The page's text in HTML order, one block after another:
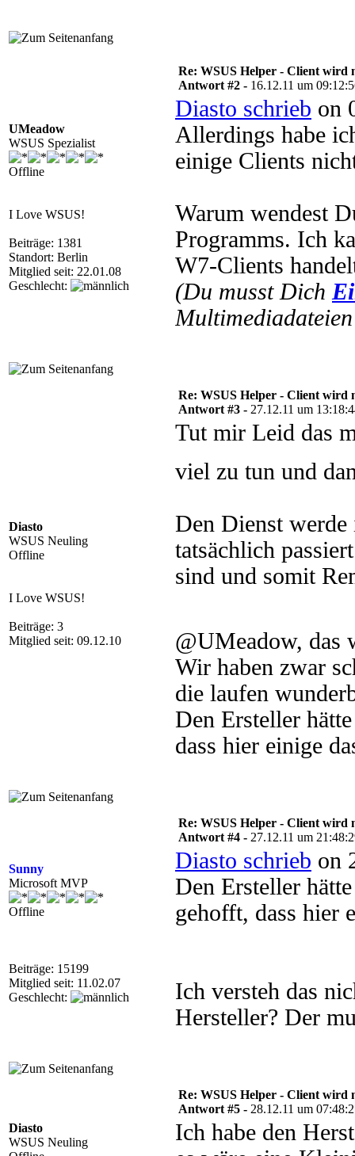
UMeadow
WSUS Spezialist
Offline
I Love WSUS!
Beiträge: 1381
Standort: Berlin
Mitglied seit: 22.01.08
Geschlecht:
Re: WSUS Helper - Client wird
Antwort #2 - 16.12.11 um
Diasto schrieb on
Allerdings habe
einige Clients
Warum wendest
Programms. Ich
W7-Clients
(Du musst Dich
Diasto
WSUS Neuling
Offline
I Love WSUS!
Beiträge: 3
Mitglied seit: 09.12.10
Re: WSUS Helper - Client wird
Antwort #3 - 27.12.11 um
Tut mir Leid das
viel zu tun und
Den Dienst
tatsächlich
sind und somit
@UMeadow, das
Wir haben zwar
die laufen
Den Ersteller
dass hier einige
Sunny
Microsoft MVP
Offline
Beiträge: 15199
Mitglied seit: 11.02.07
Geschlecht:
Re: WSUS Helper - Client wird
Antwort #4 - 27.12.11 um
Diasto schrieb on
Den Ersteller
gehofft, dass hier
Ich versteh das
Hersteller? Der
Diasto
WSUS Neuling
Re: WSUS Helper - Client wird
Antwort #5 - 28.12.11 um
Ich habe den